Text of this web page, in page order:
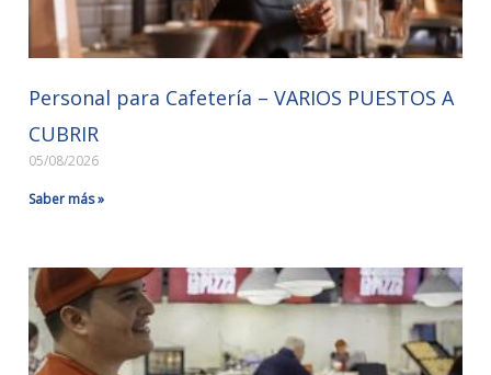
Personal para Cafetería – VARIOS PUESTOS A
CUBRIR
05/08/2026
Saber más »